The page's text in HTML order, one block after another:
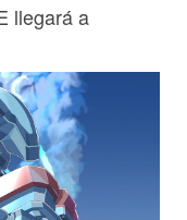
llegará a